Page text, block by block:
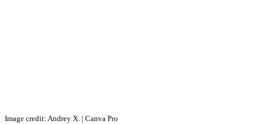
Image credit: Andrey X. | Canva Pro